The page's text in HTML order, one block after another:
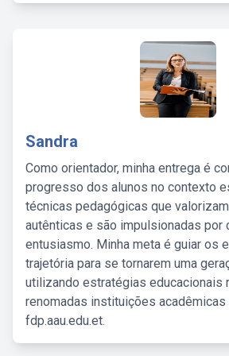
Sandra
Como orientador, minha entrega é
progresso dos alunos no contexto
técnicas pedagógicas que
autênticas e são impulsionadas por
entusiasmo. Minha meta é guiar os
trajetória para se tornarem uma
utilizando estratégias educacionais
renomadas instituições
fdp.aau.edu.et.